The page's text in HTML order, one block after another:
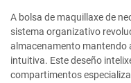
A bolsa de maquillaxe de
sistema organizativo
almacenamento mantendo
intuitiva. Este deseño
compartimentos